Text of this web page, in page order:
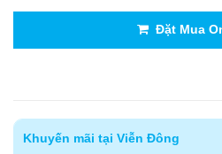
Đặt Mua
Khuyến mãi tại Viễn Đông